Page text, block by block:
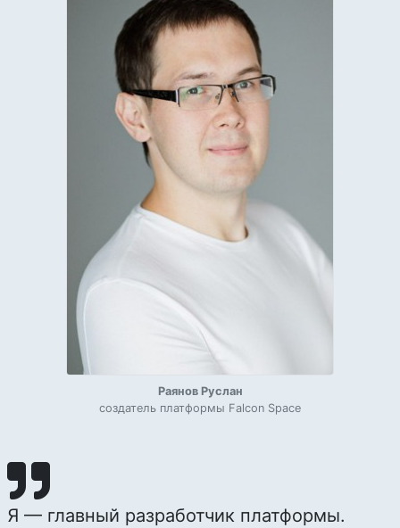
Раянов Руслан
создатель платформы Falcon Space
Я — главный разработчик платформы.